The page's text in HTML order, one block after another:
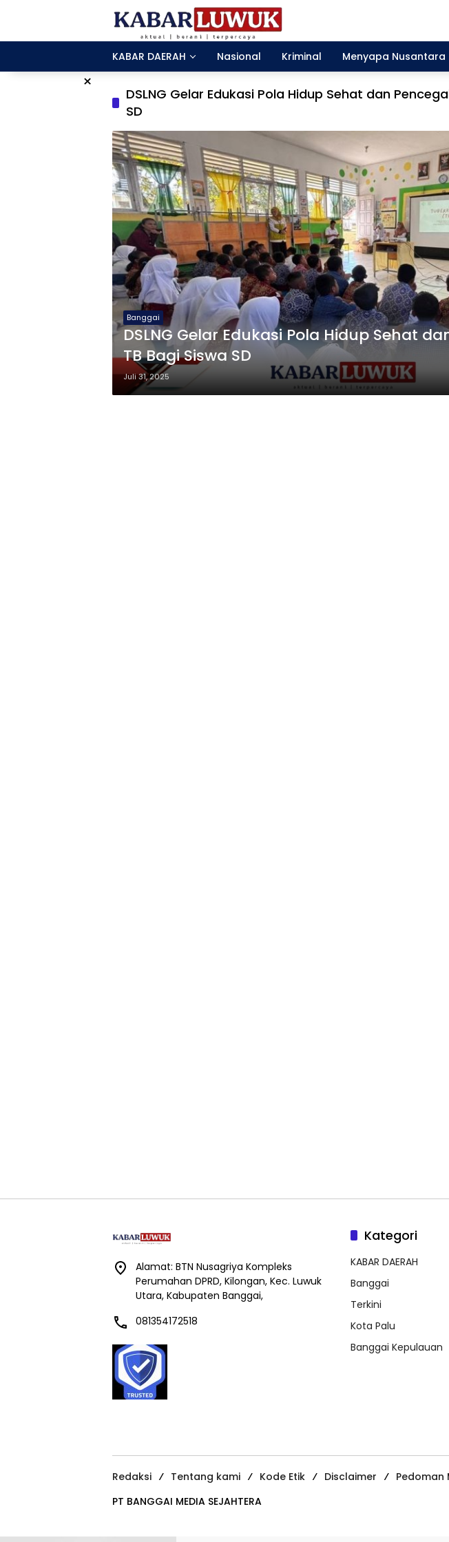
KABAR DAERAH
Nasional Kriminal Menyapa Nusantara
×
DSLNG Gelar Edukasi Pola Hidup Sehat dan
SD
Banggai
DSLNG Gelar Edukasi Pola Hidup Sehat
TB Bagi Siswa SD
Juli 31, 2025
Alamat: BTN Nusagriya Kompleks
Perumahan DPRD, Kilongan, Kec. Luwuk
Utara, Kabupaten Banggai,
081354172518
Kategori
KABAR DAERAH
Banggai
Terkini
Kota Palu
Banggai Kepulauan
Redaksi Tentang kami Kode Etik Disclaimer Pedoman
PT BANGGAI MEDIA SEJAHTERA